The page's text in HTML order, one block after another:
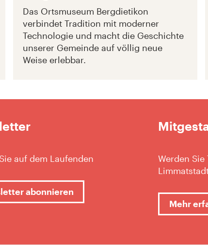
Das Ortsmuseum Bergdietikon
verbindet Tradition mit moderner
Technologie und macht die Geschichte
unserer Gemeinde auf völlig neue
Weise erlebbar.
auf dem Laufenden
abonnieren
Werden Sie
Mehr